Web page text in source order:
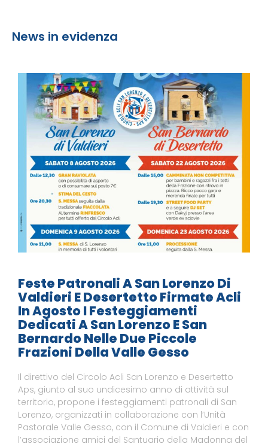
News in evidenza
Feste Patronali A San Lorenzo Di
Valdieri E Desertetto Firmate Acli
In Agosto I Festeggiamenti
Dedicati A San Lorenzo E San
Bernardo Nelle Due Piccole
Frazioni Della Valle Gesso
Il direttivo del Circolo Acli San Lorenzo e Desertetto
Aps, giunto al suo undicesimo anno di attività sul
territorio, propone i festeggiamenti patronali di San
Lorenzo, organizzati in collaborazione con l’Unità
Pastorale Valle Gesso, con il Comune di Valdieri e con
l’associazione amici del Santuario della Madonna del